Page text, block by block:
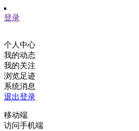
登录
个人中心
我的动态
我的关注
浏览足迹
系统消息
退出登录
移动端
访问手机端